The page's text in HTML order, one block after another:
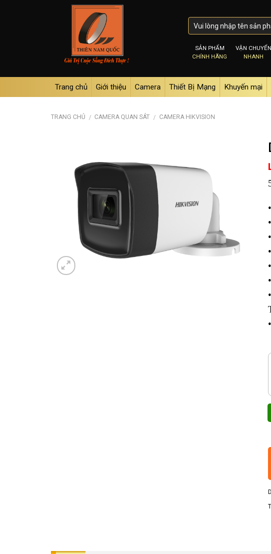
SẢN PHẨM
CHÍNH HÃNG
VẬN CHUYỂN
NHANH
Trang chủ Giới thiệu Camera Thiết Bị Mạng Khuyến mại
TRANG CHỦ / CAMERA QUAN SÁT / CAMERA HIKVISION